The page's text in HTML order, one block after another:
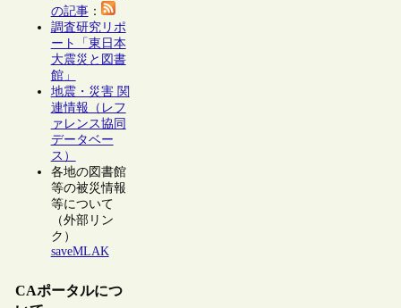
の記事：
調査研究リポ
ート「東日本
大震災と図書
館」
地震・災害 関
連情報（レフ
ァレンス協同
データベー
ス）
各地の図書館
等の被災情報
等について
（外部リン
ク）
saveMLAK
CAポータルにつ